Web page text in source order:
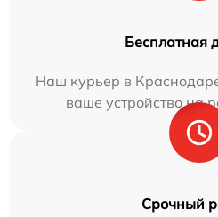
Бесплатная
Наш курьер в
ваше устройство на
Срочный